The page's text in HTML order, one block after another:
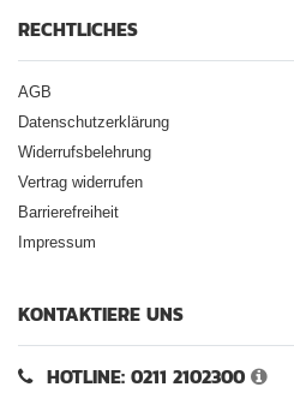
RECHTLICHES
AGB
Datenschutzerklärung
Widerrufsbelehrung
Vertrag widerrufen
Barrierefreiheit
Impressum
KONTAKTIERE UNS
HOTLINE: 0211 2102300